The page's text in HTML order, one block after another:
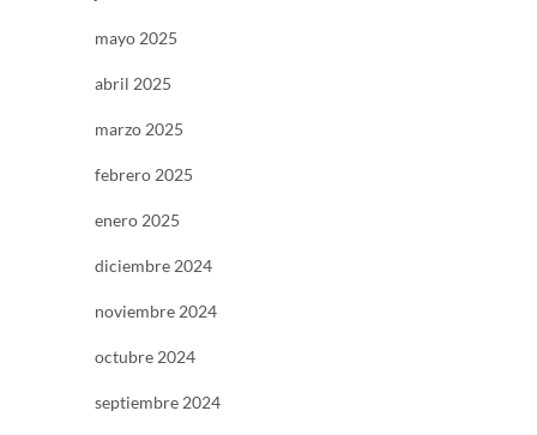
mayo 2025
abril 2025
marzo 2025
febrero 2025
enero 2025
diciembre 2024
noviembre 2024
octubre 2024
septiembre 2024